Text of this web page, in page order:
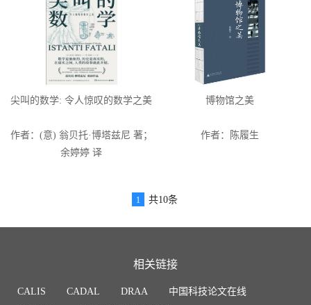
尖叫的数学: 令人惊叹的数学之美
作者：(意) 翁贝托·博塔兹尼 著；
余婷婷 译
博物馆之美
作者：陈履生
1 共10条
相关链接
CALIS CADAL DRAA
中国科技论文在线